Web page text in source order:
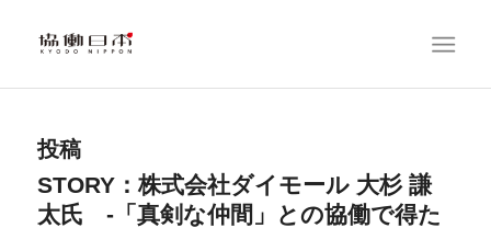
投稿
STORY：株式会社ダイモール 大杉 謙
太氏 -「真剣な仲間」との協働で得た